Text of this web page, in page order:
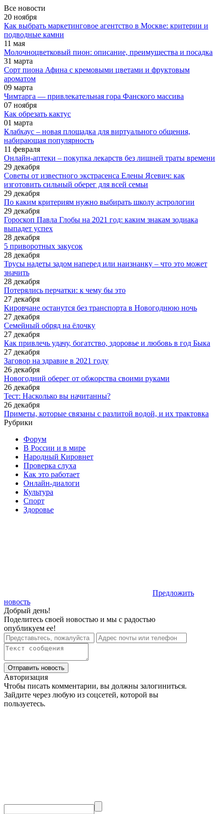
Все новости
20 ноября
Как выбрать маркетинговое агентство в Москве: критерии и
подводные камни
11 мая
Молочноцветковый пион: описание, преимущества и посадка
31 марта
Сорт пиона Афина с кремовыми цветами и фруктовым
ароматом
09 марта
Чимтарга — привлекательная гора Фанского массива
07 ноября
Как обрезать кактус
01 марта
Клабхаус – новая площадка для виртуального общения,
набирающая популярность
11 февраля
Онлайн-аптеки – покупка лекарств без лишней траты времени
29 декабря
Советы от известного экстрасенса Елены Ясевич: как
изготовить сильный оберег для всей семьи
29 декабря
По каким критериям нужно выбирать школу астрологии
29 декабря
Гороскоп Павла Глобы на 2021 год: каким знакам зодиака
выпадет успех
28 декабря
5 приворотных закусок
28 декабря
Трусы надеты задом наперед или наизнанку – что это может
значить
28 декабря
Потерялись перчатки: к чему бы это
27 декабря
Кировчане останутся без транспорта в Новогоднюю ночь
27 декабря
Семейный обряд на ёлочку
27 декабря
Как привлечь удачу, богатство, здоровье и любовь в год Быка
27 декабря
Заговор на здравие в 2021 году
26 декабря
Новогодний оберег от обжорства своими руками
26 декабря
Тест: ​​Насколько вы начитанны?
26 декабря
Приметы, которые связаны с разлитой водой, и их трактовка
Рубрики
Форум
В России и в мире
Народный Кировнет
Проверка слуха
Как это работает
Онлайн-диалоги
Культура
Спорт
Здоровье
Предложить
новость
Добрый день!
Поделитесь своей новостью и мы с радостью
опубликуем ее!
Авторизация
Чтобы писать комментарии, вы должны залогиниться.
Зайдите через любую из соцсетей, которой вы
пользуетесь.